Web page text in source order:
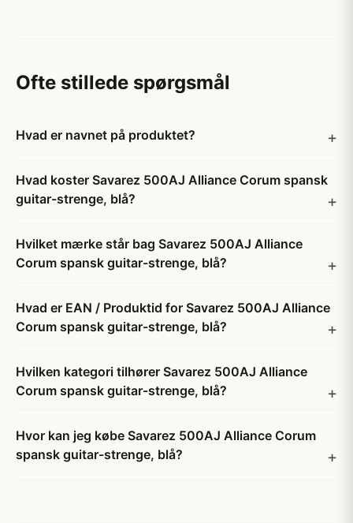
Ofte stillede spørgsmål
Hvad er navnet på produktet?
Hvad koster Savarez 500AJ Alliance Corum spansk
guitar-strenge, blå?
Hvilket mærke står bag Savarez 500AJ Alliance
Corum spansk guitar-strenge, blå?
Hvad er EAN / Produktid for Savarez 500AJ Alliance
Corum spansk guitar-strenge, blå?
Hvilken kategori tilhører Savarez 500AJ Alliance
Corum spansk guitar-strenge, blå?
Hvor kan jeg købe Savarez 500AJ Alliance Corum
spansk guitar-strenge, blå?